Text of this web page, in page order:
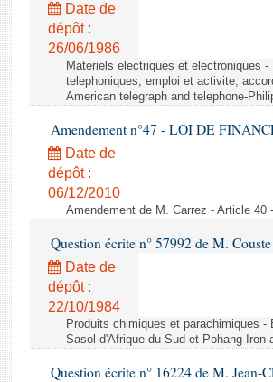
Date de
dépôt :
26/06/1986
Materiels electriques et electroniques
telephoniques; emploi et activite;
American telegraph and telephone-
Amendement n°47 - LOI DE
Date de
dépôt :
06/12/2010
Amendement de M. Carrez - Article 40 -
Question écrite n° 57992 de M.
Date de
dépôt :
22/10/1984
Produits chimiques et parachimiques
Sasol d'Afrique du Sud et Pohang Iron
Question écrite n° 16224 de M. Jean-